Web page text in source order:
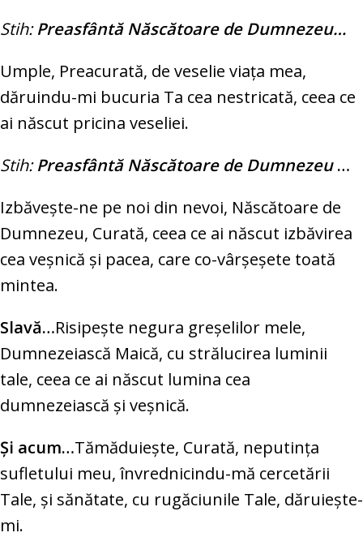
Stih: Preasfântă Născătoare de Dumnezeu…
Umple, Preacurată, de veselie viaţa mea,
dăruindu-mi bucuria Ta cea nestricată, ceea ce
ai născut pricina veseliei.
Stih: Preasfântă Născătoare de Dumnezeu…
Izbăveşte-ne pe noi din nevoi, Născătoare de
Dumnezeu, Curată, ceea ce ai născut izbăvirea
cea veşnică şi pacea, care co-vârşeşete toată
mintea.
Slavă…Risipeşte negura greşelilor mele,
Dumnezeiască Maică, cu strălucirea luminii
tale, ceea ce ai născut lumina cea
dumnezeiască şi veşnică.
Şi acum…Tămăduieşte, Curată, neputinţa
sufletului meu, învrednicindu-mă cercetării
Tale, şi sănătate, cu rugăciunile Tale, dăruieşte-
mi.